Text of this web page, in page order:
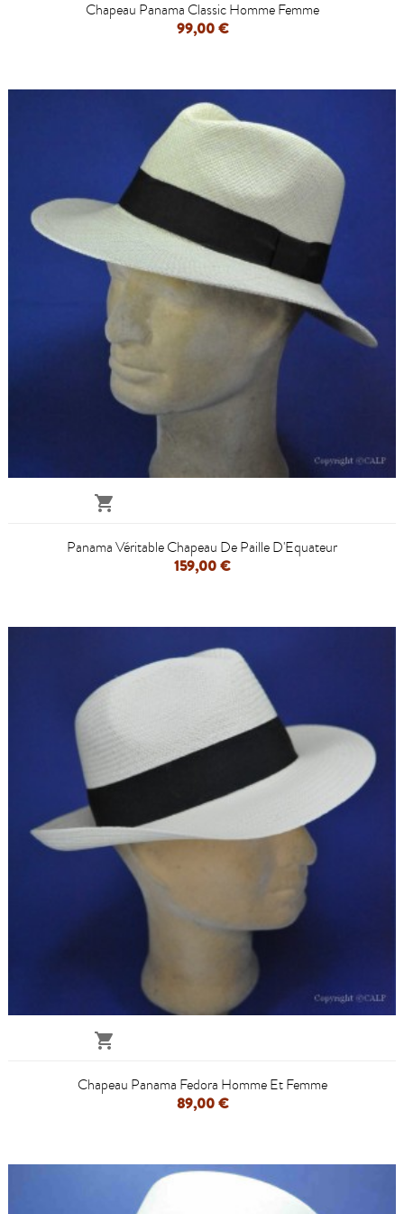
Chapeau Panama Classic Homme Femme
99,00 €

Panama Véritable Chapeau De Paille D'Equateur
159,00 €

Chapeau Panama Fedora Homme Et Femme
89,00 €